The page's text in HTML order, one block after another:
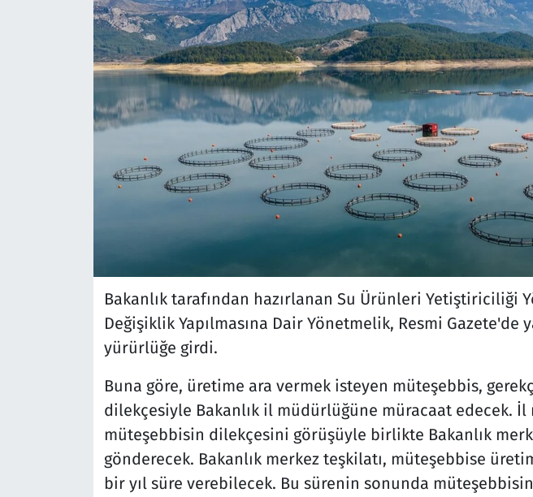
Bakanlık tarafından hazırlanan Su Ürünleri Yetiştiriciliği
Değişiklik Yapılmasına Dair Yönetmelik, Resmi Gazete'de
yürürlüğe girdi.
Buna göre, üretime ara vermek isteyen müteşebbis,
dilekçesiyle Bakanlık il müdürlüğüne müracaat edecek.
müteşebbisin dilekçesini görüşüyle birlikte Bakanlık
gönderecek. Bakanlık merkez teşkilatı, müteşebbise
bir yıl süre verebilecek. Bu sürenin sonunda